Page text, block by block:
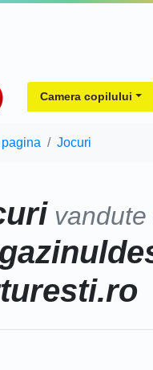
Camera copilului
Jocuri
vandute